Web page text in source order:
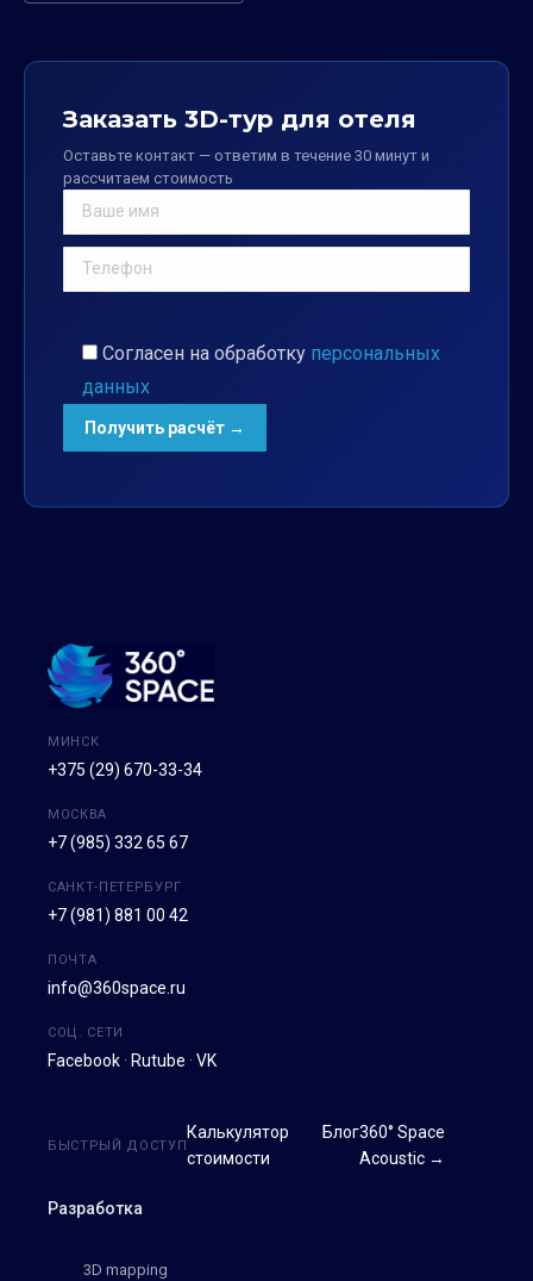
Заказать 3D-тур для отеля
Оставьте контакт — ответим в течение 30 минут и
рассчитаем стоимость
Согласен на обработку персональных
данных
МИНСК
+375 (29) 670-33-34
МОСКВА
+7 (985) 332 65 67
САНКТ-ПЕТЕРБУРГ
+7 (981) 881 00 42
ПОЧТА
info@360space.ru
СОЦ. СЕТИ
Facebook · Rutube · VK
Разработка
3D mapping
БЫСТРЫЙ ДОСТУП
Калькулятор
стоимости
Блог360° Space
Acoustic →